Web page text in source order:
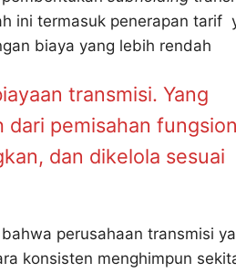
ini termasuk penerapan tarif
biaya yang lebih rendah
transmisi. Yang
pemisahan
dan dikelola sesuai
perusahaan transmisi
konsisten menghimpun